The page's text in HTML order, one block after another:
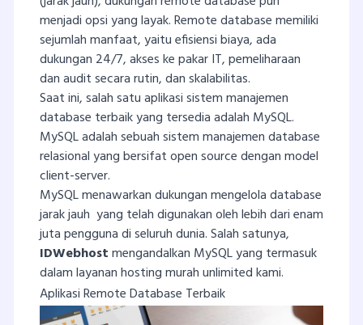
menjadi opsi yang layak. Remote database memiliki
sejumlah manfaat, yaitu efisiensi biaya, ada
dukungan 24/7, akses ke pakar IT, pemeliharaan
dan audit secara rutin, dan skalabilitas.
Saat ini, salah satu aplikasi sistem manajemen
database terbaik yang tersedia adalah MySQL.
MySQL adalah sebuah sistem manajemen database
relasional yang bersifat open source dengan model
client-server.
MySQL menawarkan dukungan mengelola database
jarak jauh yang telah digunakan oleh lebih dari enam
juta pengguna di seluruh dunia. Salah satunya,
IDWebhostmengandalkan MySQL yang termasuk
dalam layanan hosting murah unlimited kami.
Aplikasi Remote Database Terbaik